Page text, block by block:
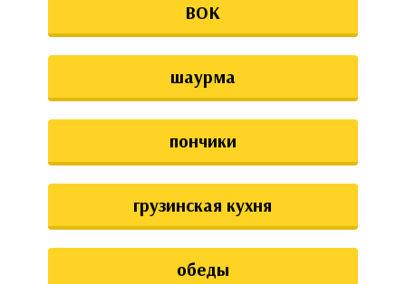
ВОК
шаурма
пончики
грузинская кухня
обеды